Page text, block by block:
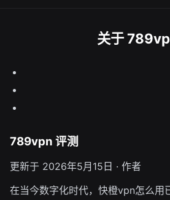
关于
789vpn 评测
更新于 2026年5月15日 · 作者
在当今数字化时代，快橙vpn怎么用